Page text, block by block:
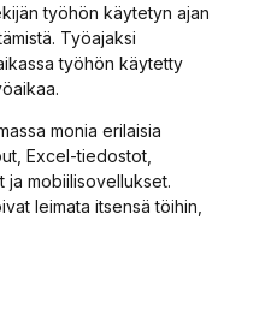
työhön käytetyn ajan
Työajaksi
työhön käytetty
monia erilaisia
Excel-tiedostot,
ja mobiilisovellukset.
leimata itsensä töihin,